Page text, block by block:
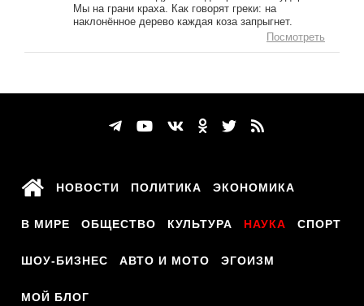
Мы на грани краха. Как говорят греки: на
наклонённое дерево каждая коза запрыгнет.
Посмотреть
НОВОСТИ ПОЛИТИКА ЭКОНОМИКА
В МИРЕ ОБЩЕСТВО КУЛЬТУРА НАУКА СПОРТ
ШОУ-БИЗНЕС АВТО И МОТО ЭГОИЗМ
МОЙ БЛОГ